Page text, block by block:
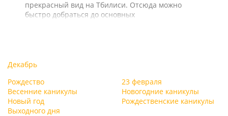
прекрасный вид на Тбилиси. Отсюда можно
быстро добраться до основных
других интересных мест.
Декабрь
Рождество
23 февраля
Весенние каникулы
Новогодние каникулы
Новый год
Рождественские каникулы
Выходного дня